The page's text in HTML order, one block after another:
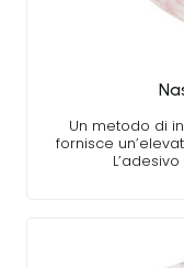
Un metodo di
fornisce